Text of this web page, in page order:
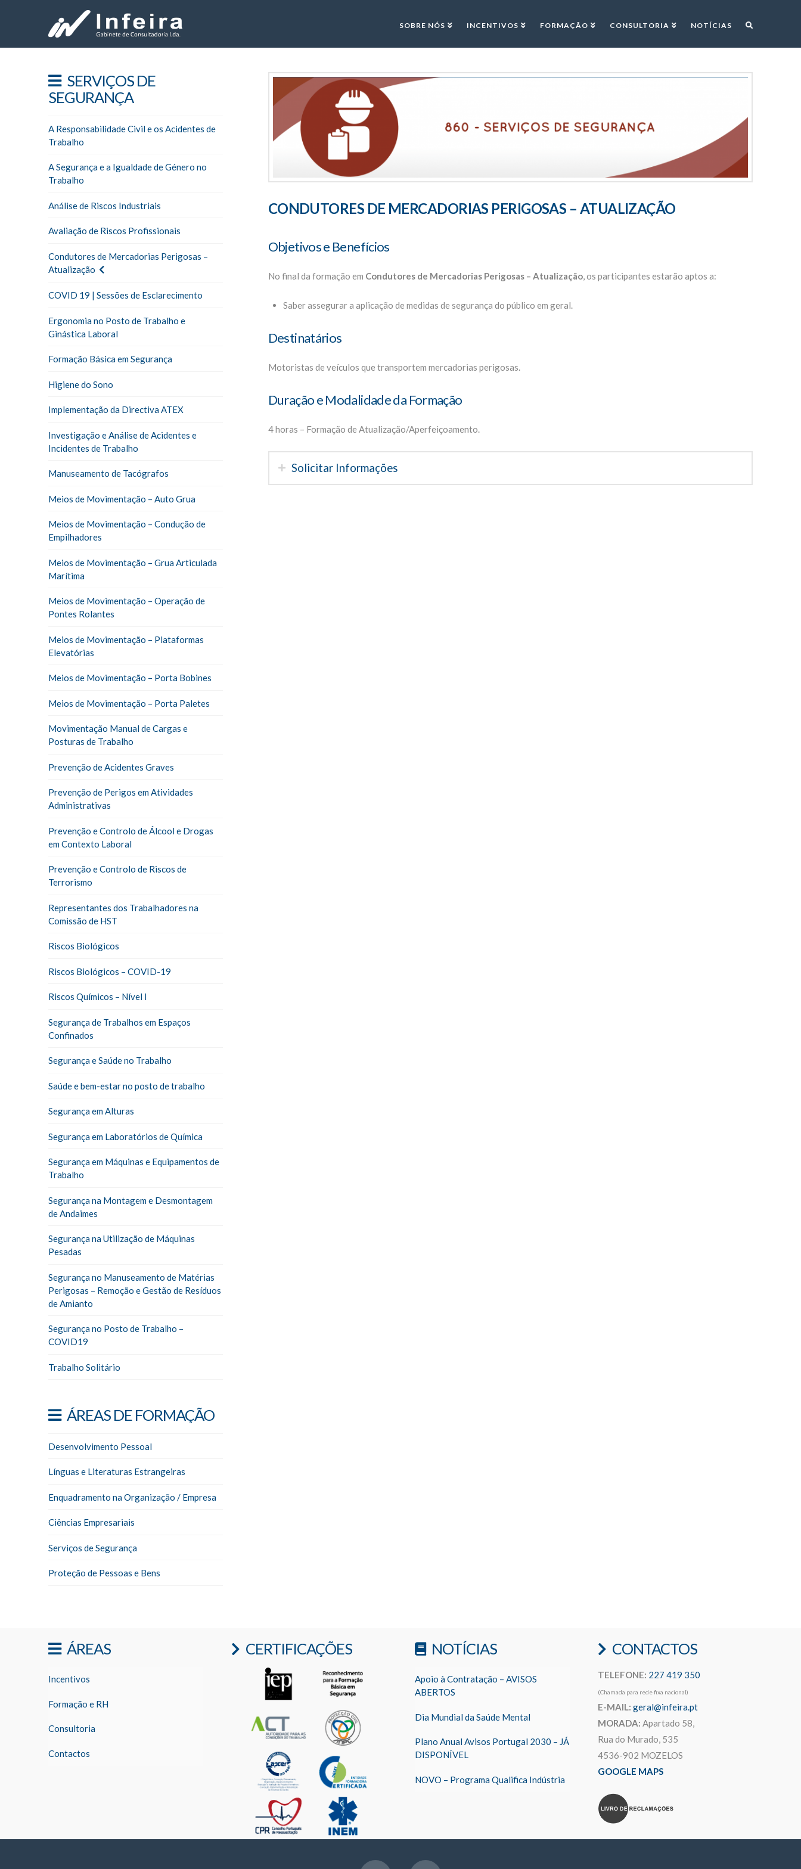
SOBRE NÓS INCENTIVOS FORMAÇÃO CONSULTORIA NOTÍCIAS
CONDUTORES DE MERCADORIAS PERIGOSAS – ATUALIZAÇÃO
Objetivos e Benefícios
No final da formação em Condutores de Mercadorias Perigosas – Atualização, os participantes estarão aptos a:
Saber assegurar a aplicação de medidas de segurança do público em geral.
Destinatários
Motoristas de veículos que transportem mercadorias perigosas.
Duração e Modalidade da Formação
4 horas – Formação de Atualização/Aperfeiçoamento.
Solicitar Informações
SERVIÇOS DE
SEGURANÇA
A Responsabilidade Civil e os Acidentes de
Trabalho
A Segurança e a Igualdade de Género no
Trabalho
Análise de Riscos Industriais
Avaliação de Riscos Profissionais
Condutores de Mercadorias Perigosas –
Atualização
COVID 19 | Sessões de Esclarecimento
Ergonomia no Posto de Trabalho e
Ginástica Laboral
Formação Básica em Segurança
Higiene do Sono
Implementação da Directiva ATEX
Investigação e Análise de Acidentes e
Incidentes de Trabalho
Manuseamento de Tacógrafos
Meios de Movimentação – Auto Grua
Meios de Movimentação – Condução de
Empilhadores
Meios de Movimentação – Grua Articulada
Marítima
Meios de Movimentação – Operação de
Pontes Rolantes
Meios de Movimentação – Plataformas
Elevatórias
Meios de Movimentação – Porta Bobines
Meios de Movimentação – Porta Paletes
Movimentação Manual de Cargas e
Posturas de Trabalho
Prevenção de Acidentes Graves
Prevenção de Perigos em Atividades
Administrativas
Prevenção e Controlo de Álcool e Drogas
em Contexto Laboral
Prevenção e Controlo de Riscos de
Terrorismo
Representantes dos Trabalhadores na
Comissão de HST
Riscos Biológicos
Riscos Biológicos – COVID-19
Riscos Químicos – Nível I
Segurança de Trabalhos em Espaços
Confinados
Segurança e Saúde no Trabalho
Saúde e bem-estar no posto de trabalho
Segurança em Alturas
Segurança em Laboratórios de Química
Segurança em Máquinas e Equipamentos de
Trabalho
Segurança na Montagem e Desmontagem
de Andaimes
Segurança na Utilização de Máquinas
Pesadas
Segurança no Manuseamento de Matérias
Perigosas – Remoção e Gestão de Resíduos
de Amianto
Segurança no Posto de Trabalho –
COVID19
Trabalho Solitário
ÁREAS DE FORMAÇÃO
Desenvolvimento Pessoal
Línguas e Literaturas Estrangeiras
Enquadramento na Organização / Empresa
Ciências Empresariais
Serviços de Segurança
Proteção de Pessoas e Bens
ÁREAS
Incentivos
Formação e RH
Consultoria
Contactos
CERTIFICAÇÕES NOTÍCIAS
Apoio à Contratação – AVISOS
ABERTOS
Dia Mundial da Saúde Mental
Plano Anual Avisos Portugal 2030 – JÁ
DISPONÍVEL
NOVO – Programa Qualifica Indústria
CONTACTOS
TELEFONE: 227 419 350
(Chamada para rede fixa nacional)
E-MAIL: geral@infeira.pt
MORADA: Apartado 58,
Rua do Murado, 535
4536-902 MOZELOS
GOOGLE MAPS